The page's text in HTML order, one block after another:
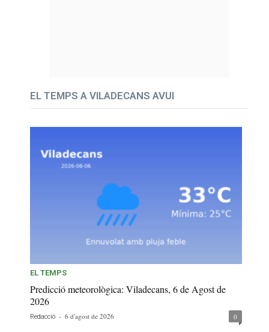
EL TEMPS A VILADECANS AVUI
EL TEMPS
Predicció meteorològica: Viladecans, 6 de Agost de
2026
Redacció - 6 d'agost de 2026 0